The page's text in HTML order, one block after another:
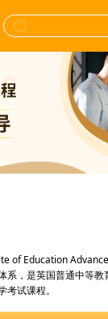
of Education
系，是英国普通中等
试课程。